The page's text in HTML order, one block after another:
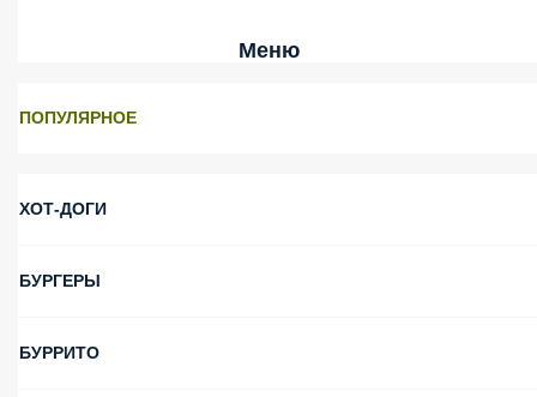
Меню
ПОПУЛЯРНОЕ
ХОТ-ДОГИ
БУРГЕРЫ
БУРРИТО